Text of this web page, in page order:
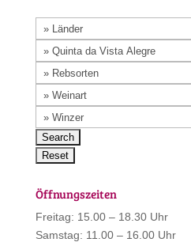
Öffnungszeiten
Freitag: 15.00 – 18.30 Uhr
Samstag: 11.00 – 16.00 Uhr